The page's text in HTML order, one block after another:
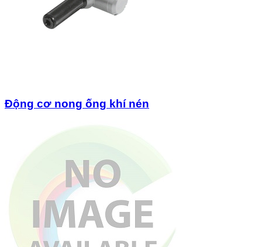
Động cơ nong ống khí nén